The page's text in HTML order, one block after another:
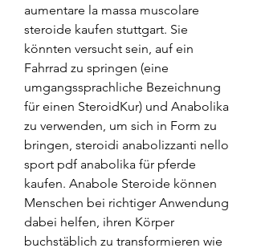
aumentare la massa muscolare
steroide kaufen stuttgart. Sie
könnten versucht sein, auf ein
Fahrrad zu springen (eine
umgangssprachliche Bezeichnung
für einen SteroidKur) und Anabolika
zu verwenden, um sich in Form zu
bringen, steroidi anabolizzanti nello
sport pdf anabolika für pferde
kaufen. Anabole Steroide können
Menschen bei richtiger Anwendung
dabei helfen, ihren Körper
buchstäblich zu transformieren wie